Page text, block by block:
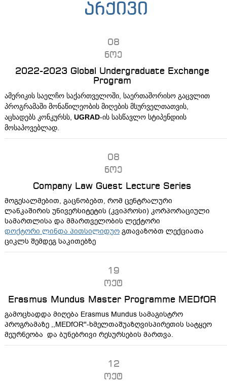
არქივი
08
ნოე
2022-2023 Global Undergraduate Exchange
Program
ამერიკის საელჩო საქართველოში, საერთაშორისო გაცვლით
პროგრამაში მონაწილეობის მიღების მსურველთათვის,
აცხადებს კონკურსს, UGRAD-ის სასწავლო სტიპენდიის
მოსაპოვებლად.
08
ნოე
Company Law Guest Lecture Series
მოგესალმებით, გაცნობებთ, რომ ცენტრალური
ლანკაშირის უნივერსიტეტის (კვიპროსი) კორპორაციული
სამართლისა და მმართველობის ლექტორი
დოქტორი ლინდა პითსილიდუო გთავაზობთ ლექციათა
ციკლს შემდეგ საკითებზე
19
ოქტ
Erasmus Mundus Master Programme MEDfOR
გამოცხადდა მიღება Erasmus Mundus სამაგისტრო
პროგრამაზე ,,MEDfOR''-ხმელთაშუაზღვისპირეთის სატყეო
მეურნეობა და ბუნებრივი რესურსების მართვა.
12
ოქტ